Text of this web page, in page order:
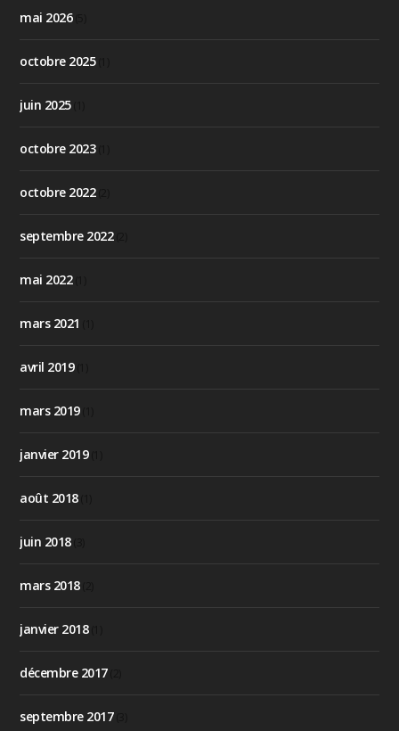
mai 2026(5)
octobre 2025(1)
juin 2025(1)
octobre 2023(1)
octobre 2022(2)
septembre 2022(2)
mai 2022(1)
mars 2021
avril 2019(1)
mars 2019(1)
janvier 2019(1)
août 2018(1)
juin 2018(3)
mars 2018(2)
janvier 2018(1)
décembre 2017(2)
septembre 2017(3)